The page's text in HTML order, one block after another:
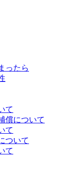
ったら
て
償について
て
ついて
て